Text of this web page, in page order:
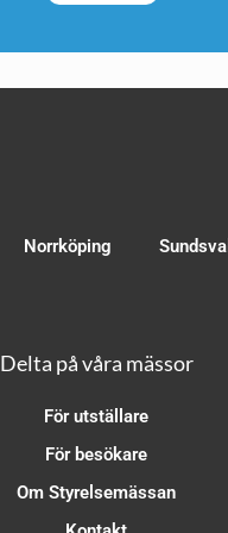
Norrköping Sundsvall
Delta på våra mässor
För utställare
För besökare
Om Styrelsemässan